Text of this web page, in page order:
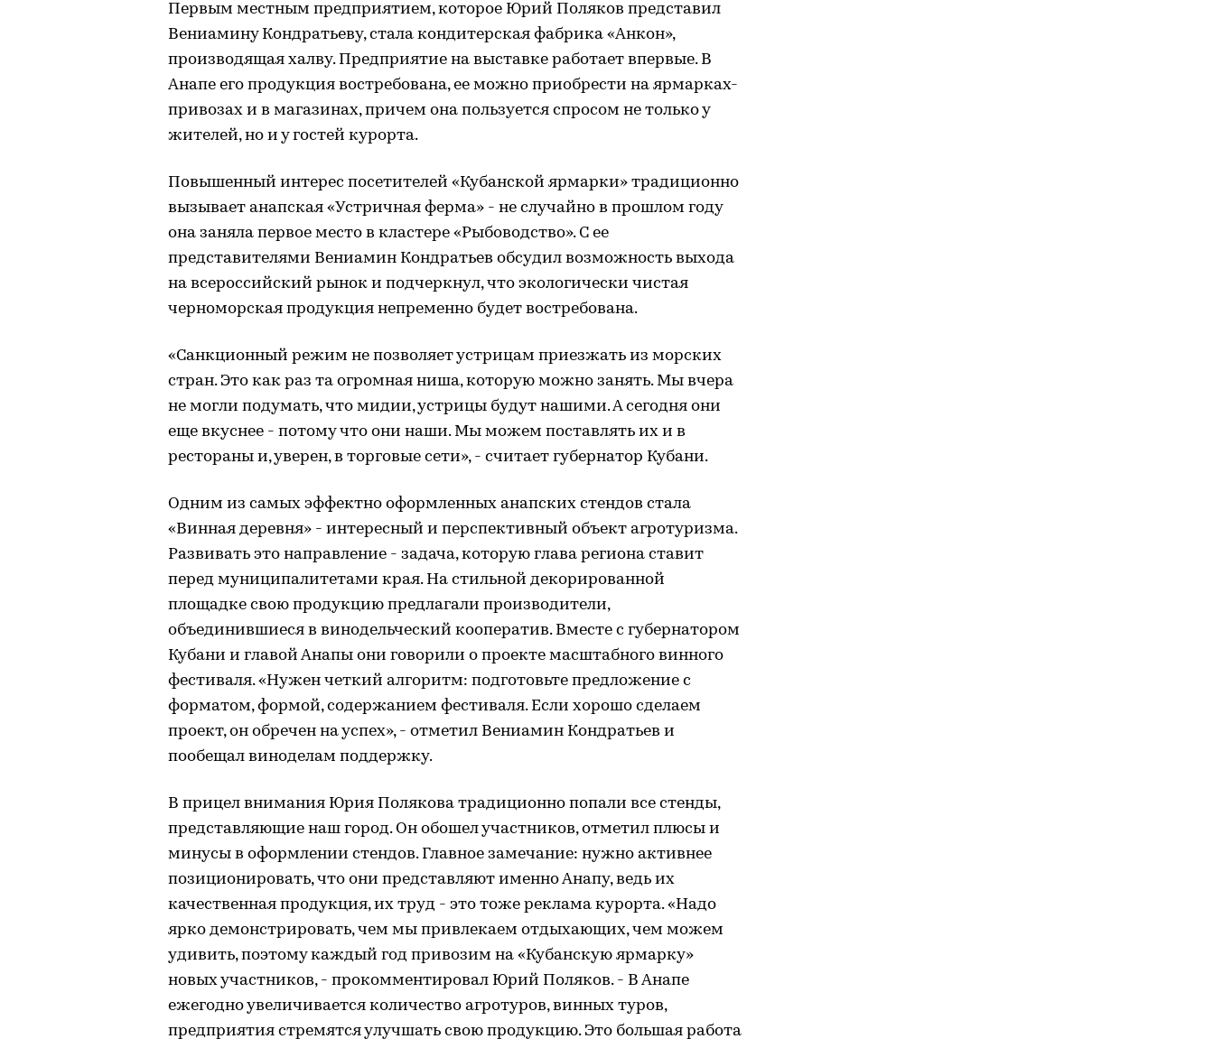
Первым местным предприятием, которое Юрий Поляков представил
Вениамину Кондратьеву, стала кондитерская фабрика «Анкон»,
производящая халву. Предприятие на выставке работает впервые. В
Анапе его продукция востребована, ее можно приобрести на ярмарках-
привозах и в магазинах, причем она пользуется спросом не только у
жителей, но и у гостей курорта.
Повышенный интерес посетителей «Кубанской ярмарки» традиционно
вызывает анапская «Устричная ферма» - не случайно в прошлом году
она заняла первое место в кластере «Рыбоводство». С ее
представителями Вениамин Кондратьев обсудил возможность выхода
на всероссийский рынок и подчеркнул, что экологически чистая
черноморская продукция непременно будет востребована.
«Санкционный режим не позволяет устрицам приезжать из морских
стран. Это как раз та огромная ниша, которую можно занять. Мы вчера
не могли подумать, что мидии, устрицы будут нашими. А сегодня они
еще вкуснее - потому что они наши. Мы можем поставлять их и в
рестораны и, уверен, в торговые сети», - считает губернатор Кубани.
Одним из самых эффектно оформленных анапских стендов стала
«Винная деревня» - интересный и перспективный объект агротуризма.
Развивать это направление - задача, которую глава региона ставит
перед муниципалитетами края. На стильной декорированной
площадке свою продукцию предлагали производители,
объединившиеся в винодельческий кооператив. Вместе с губернатором
Кубани и главой Анапы они говорили о проекте масштабного винного
фестиваля. «Нужен четкий алгоритм: подготовьте предложение с
форматом, формой, содержанием фестиваля. Если хорошо сделаем
проект, он обречен на успех», - отметил Вениамин Кондратьев и
пообещал виноделам поддержку.
В прицел внимания Юрия Полякова традиционно попали все стенды,
представляющие наш город. Он обошел участников, отметил плюсы и
минусы в оформлении стендов. Главное замечание: нужно активнее
позиционировать, что они представляют именно Анапу, ведь их
качественная продукция, их труд - это тоже реклама курорта. «Надо
ярко демонстрировать, чем мы привлекаем отдыхающих, чем можем
удивить, поэтому каждый год привозим на «Кубанскую ярмарку»
новых участников, - прокомментировал Юрий Поляков. - В Анапе
ежегодно увеличивается количество агротуров, винных туров,
предприятия стремятся улучшать свою продукцию. Это большая работа